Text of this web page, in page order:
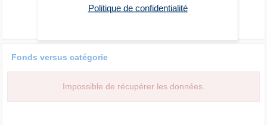
Fonds versus catégorie
Impossible de récupérer les données.
Politique de confidentialité